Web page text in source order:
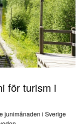
för turism i
junimånaden i Sverige